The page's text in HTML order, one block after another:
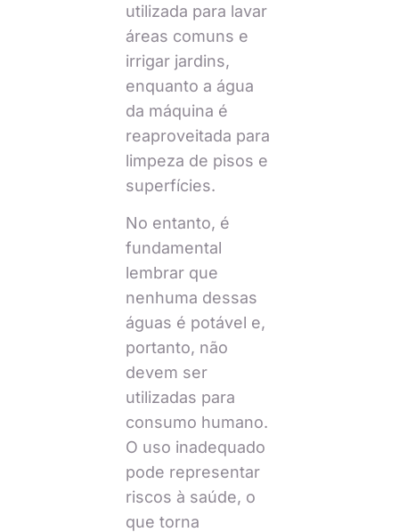
utilizada para lavar
áreas comuns e
irrigar jardins,
enquanto a água
da máquina é
reaproveitada para
limpeza de pisos e
superfícies.
No entanto, é
fundamental
lembrar que
nenhuma dessas
águas é potável e,
portanto, não
devem ser
utilizadas para
consumo humano.
O uso inadequado
pode representar
riscos à saúde, o
que torna